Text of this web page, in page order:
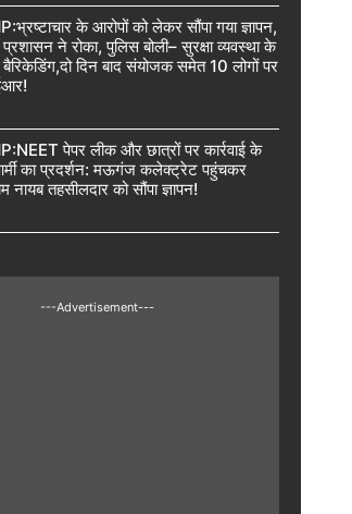
के आरोपों को लेकर सौंपा गया ज्ञापन,
ने रोका, पुलिस बोली– सुरक्षा व्यवस्था के
दिन बाद संयोजक समेत 10 लोगों पर
पेपर लीक और छात्रों पर कार्रवाई के
का प्रदर्शन: मऊगंज कलेक्ट्रेट पहुंचकर
नायब तहसीलदार को सौंपा ज्ञापन!
---Advertisement---